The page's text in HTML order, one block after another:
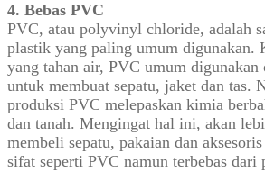
4. Bebas PVC
PVC, atau polyvinyl chloride, adalah
plastik yang paling umum digunakan.
yang tahan air, PVC umum
untuk membuat sepatu, jaket dan tas.
produksi PVC melepaskan kimia
dan tanah. Mengingat hal ini, akan
membeli sepatu, pakaian dan
sifat seperti PVC namun terbebas